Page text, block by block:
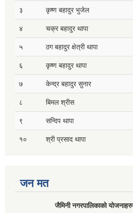
३ कृष्ण बहादुर भुजेल
४ चक्र बहादुर थापा
५ ठग बहादुर क्षेत्री थापा
६ कृष्ण बहादुर थापा
७ केन्द्र बहादुर सुनार
८ बिमल श्रीस
९ सन्दिप थापा
१० श्री प्रसाद थापा
जन मत
जैमिनी नगरपालिकाको